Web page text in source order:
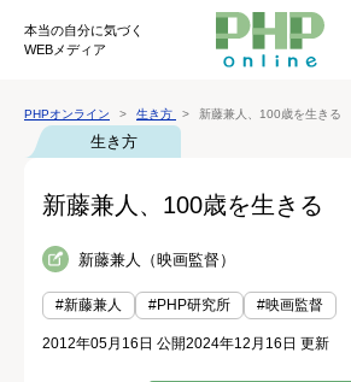
本当の自分に気づく
WEBメディア
PHPオンライン 生き方 新藤兼人、100歳を生きる
生き方
新藤兼人、100歳を生きる
新藤兼人（映画監督）
#新藤兼人 #PHP研究所 #映画監督
2012年05月16日 公開2024年12月16日 更新